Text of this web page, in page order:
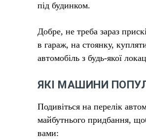
під будинком.
Добре, не треба зараз
в гараж, на стоянку,
автомобіль з будь-якої
ЯКІ МАШИНИ
Подивіться на перелік
майбутнього придбання,
вами: